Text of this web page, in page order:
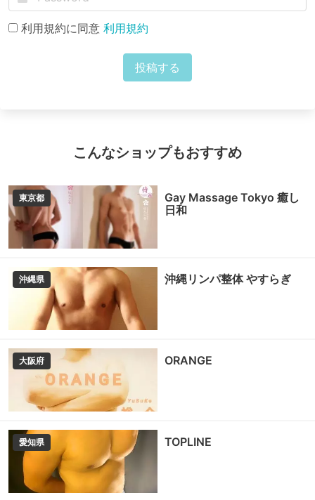
利用規約に同意 利用規約
投稿する
こんなショップもおすすめ
東京都
Gay Massage Tokyo 癒し
日和
沖縄県 沖縄リンパ整体 やすらぎ
大阪府 ORANGE
愛知県 TOPLINE